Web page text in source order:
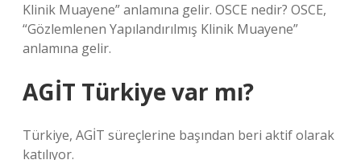
Klinik Muayene” anlamına gelir. OSCE nedir? OSCE,
“Gözlemlenen Yapılandırılmış Klinik Muayene”
anlamına gelir.
AGİT Türkiye var mı?
Türkiye, AGİT süreçlerine başından beri aktif olarak
katılıyor.